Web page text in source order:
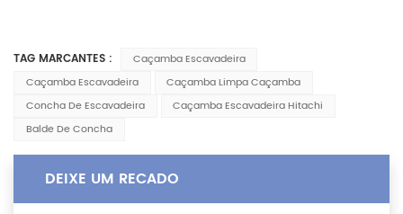
TAG MARCANTES :
Caçamba Escavadeira
Caçamba Escavadeira
Caçamba Limpa Caçamba
Concha De Escavadeira
Caçamba Escavadeira Hitachi
Balde De Concha
DEIXE UM RECADO